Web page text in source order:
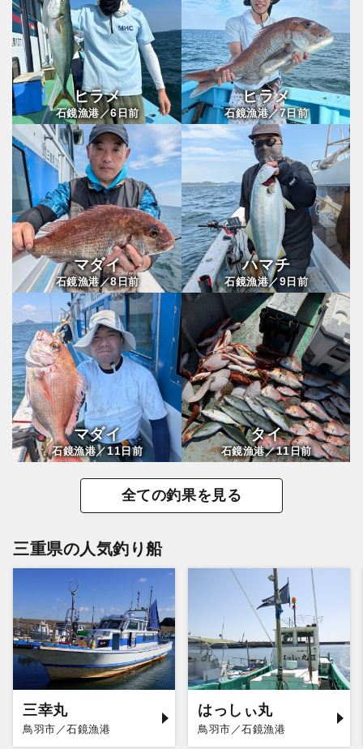
ヒラメ
石鏡漁港／6日前
ヒラメ
石鏡漁港／7日前
マダイ
石鏡漁港／8日前
ハマチ
石鏡漁港／9 日前
マダイ
石鏡漁港／11日前
タイ
石鏡漁港／11日前
全ての釣果を見る
三重県の人気釣り船
三幸丸
鳥羽市／石鏡漁港
はっしぃ丸
鳥羽市／石鏡漁港